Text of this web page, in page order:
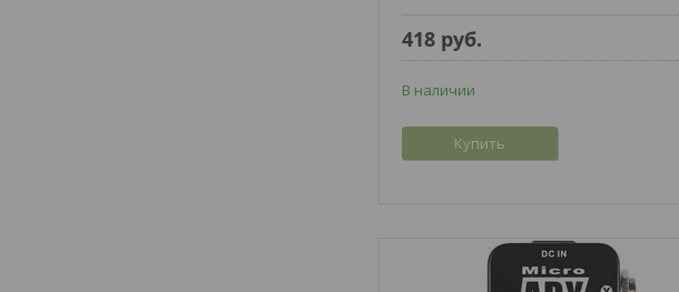
418 руб.
В наличии
Купить